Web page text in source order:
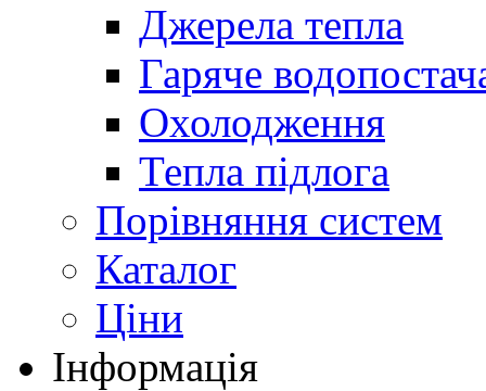
Джерела тепла
Гаряче
Охолодження
Тепла підлога
Порівняння систем
Каталог
Ціни
Інформація